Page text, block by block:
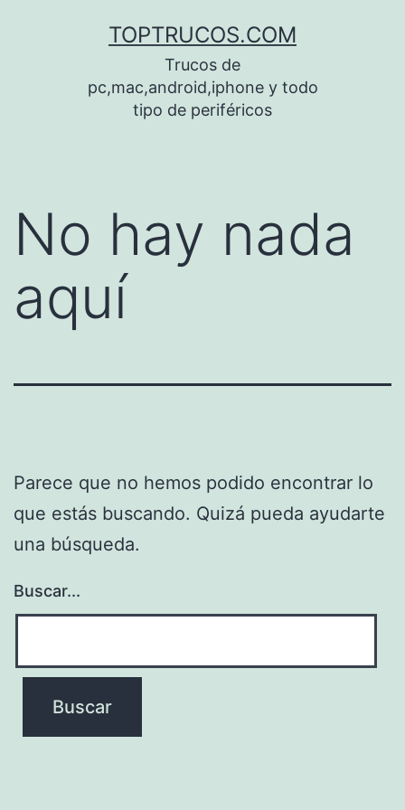
TOPTRUCOS.COM
Trucos de
pc,mac,android,iphone y todo
tipo de periféricos
No hay nada
aquí
Parece que no hemos podido encontrar lo
que estás buscando. Quizá pueda ayudarte
una búsqueda.
Buscar...